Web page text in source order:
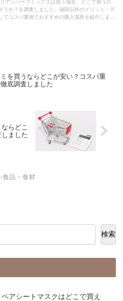
アンハーブミックスは買う場合、どこで買うの
うか？を調査しました。値段以外のメリット・デ
てコスパ重視でおすすめの購入場所を紹介しま
を買うならどこが安い？コスパ重
底調査しました
らどこ
ました
食品・食材
検索
アシートマスクはどこで買え